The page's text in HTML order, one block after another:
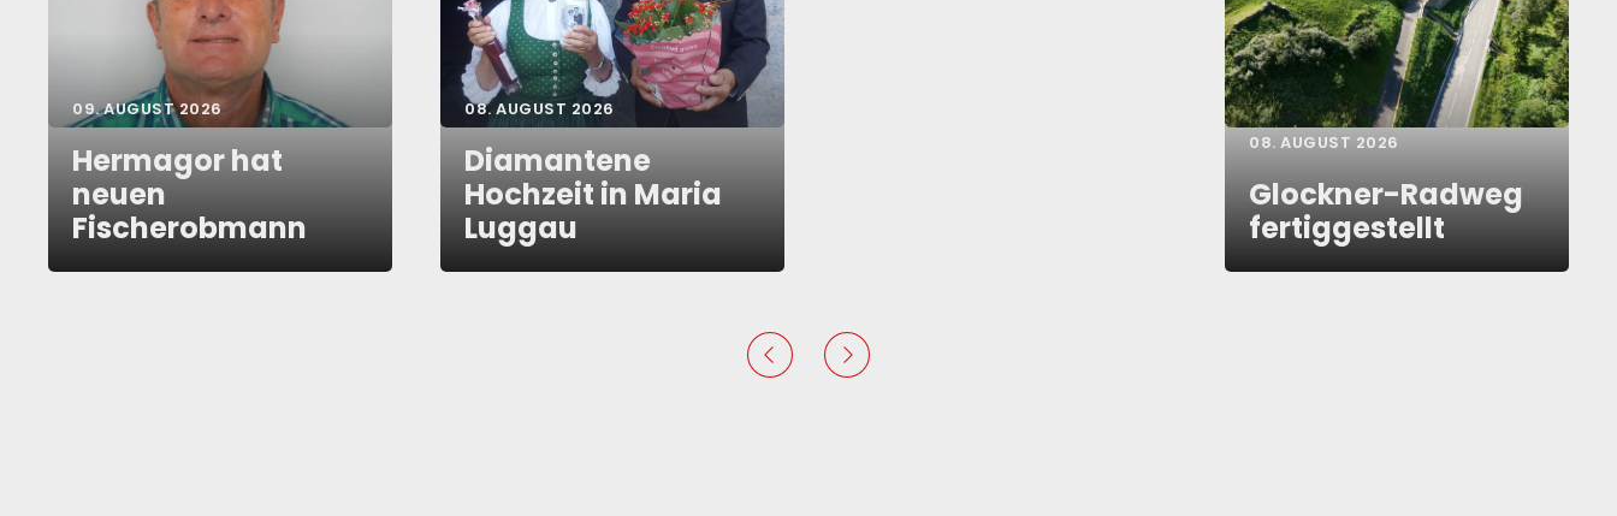
09. AUGUST 2026
Hermagor hat
neuen
Fischerobmann
08. AUGUST 2026
Diamantene
Hochzeit in Maria
Luggau
08. AUGUST 2026
Glockner-Radweg
fertiggestellt